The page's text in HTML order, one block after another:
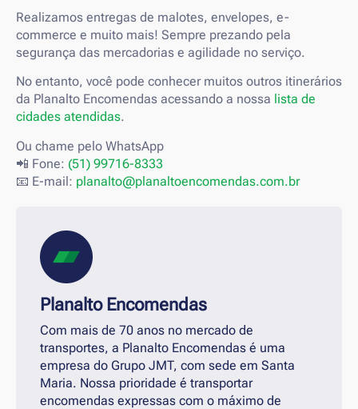
Realizamos entregas de malotes, envelopes, e-
commerce e muito mais! Sempre prezando pela
segurança das mercadorias e agilidade no serviço.
No entanto, você pode conhecer muitos outros itinerários
da Planalto Encomendas acessando a nossa lista de
cidades atendidas.
Ou chame pelo WhatsApp
📲 Fone: (51) 99716-8333
📧 E-mail: planalto@planaltoencomendas.com.br
Planalto Encomendas
Com mais de 70 anos no mercado de
transportes, a Planalto Encomendas é uma
empresa do Grupo JMT, com sede em Santa
Maria. Nossa prioridade é transportar
encomendas expressas com o máximo de